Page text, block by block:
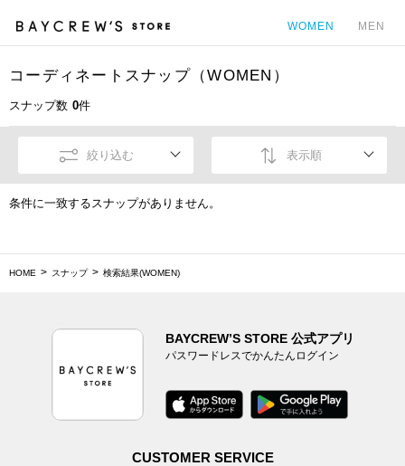
WOMEN MEN
コーディネートスナップ（WOMEN）
スナップ数 0件
絞り込む 表示順
条件に一致するスナップがありません。
HOME スナップ 検索結果(WOMEN)
BAYCREW’S STORE 公式アプリ
パスワードレスでかんたんログイン
CUSTOMER SERVICE